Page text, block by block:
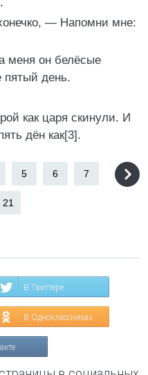
— Напомни мне:
он белёсые
пятый день.
как царя скинули. И
дён как[3].
5 6 7
21
В Твиттере
В Одноклассниках